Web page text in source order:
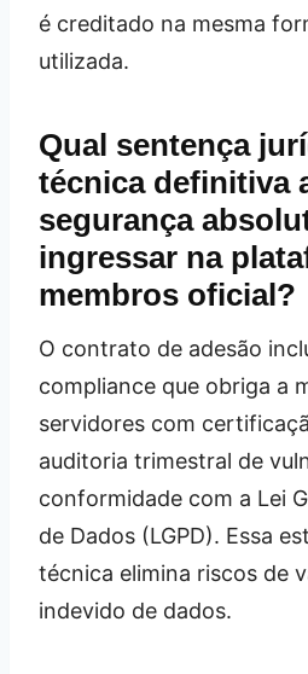
é creditado na mesma
utilizada.
Qual sentença
técnica definitiva
segurança
ingressar na
membros oficial?
O contrato de adesão
compliance que obriga a
servidores com
auditoria trimestral de
conformidade com a Lei
de Dados (LGPD). Essa
técnica elimina riscos de
indevido de dados.